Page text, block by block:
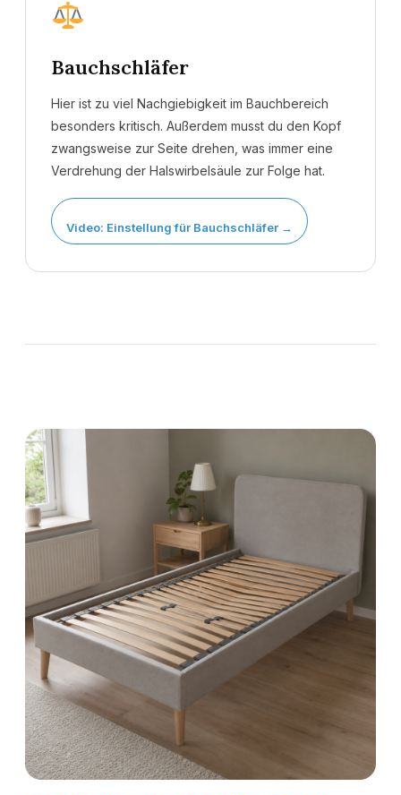
Bauchschläfer
Hier ist zu viel Nachgiebigkeit im Bauchbereich
besonders kritisch. Außerdem musst du den Kopf
zwangsweise zur Seite drehen, was immer eine
Verdrehung der Halswirbelsäule zur Folge hat.
Video: Einstellung für Bauchschläfer →